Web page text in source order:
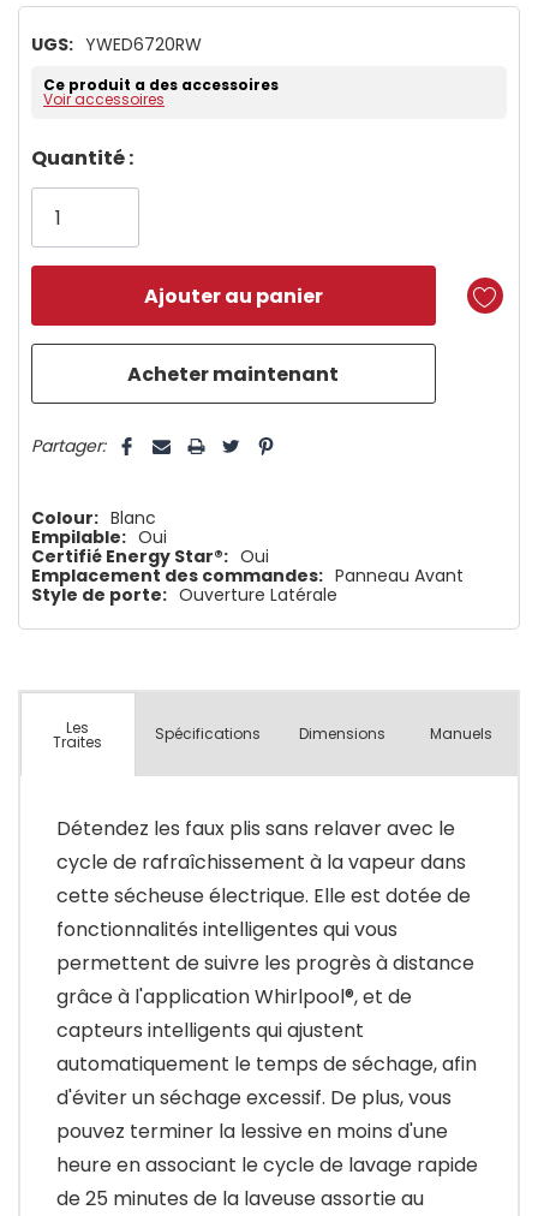
UGS: YWED6720RW
Ce produit a des accessoires
Voir accessoires
Dépêchez-
vous!
plus
Quantité :
Partager:
Colour: Blanc
Empilable: Oui
Certifié Energy Star®: Oui
Emplacement des commandes: Panneau Avant
Style de porte: Ouverture Latérale
Les
Traites Spécifications Dimensions Manuels
Détendez les faux plis sans relaver avec le
cycle de rafraîchissement à la vapeur dans
cette sécheuse électrique. Elle est dotée de
fonctionnalités intelligentes qui vous
permettent de suivre les progrès à distance
grâce à l'application Whirlpool®, et de
capteurs intelligents qui ajustent
automatiquement le temps de séchage, afin
d'éviter un séchage excessif. De plus, vous
pouvez terminer la lessive en moins d'une
heure en associant le cycle de lavage rapide
de 25 minutes de la laveuse assortie au